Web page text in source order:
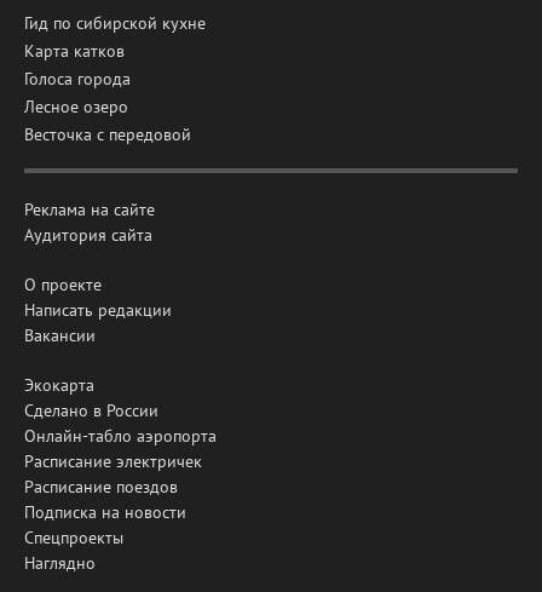
Гид по сибирской кухне
Карта катков
Голоса города
Лесное озеро
Весточка с передовой
Реклама на сайте
Аудитория сайта
О проекте
Написать редакции
Вакансии
Экокарта
Сделано в России
Онлайн-табло аэропорта
Расписание электричек
Расписание поездов
Подписка на новости
Спецпроекты
Наглядно